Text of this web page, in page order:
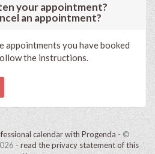
your appointment?
an appointment?
appointments you have booked
the instructions.
calendar with Progenda- ©
- read the privacy statement of this